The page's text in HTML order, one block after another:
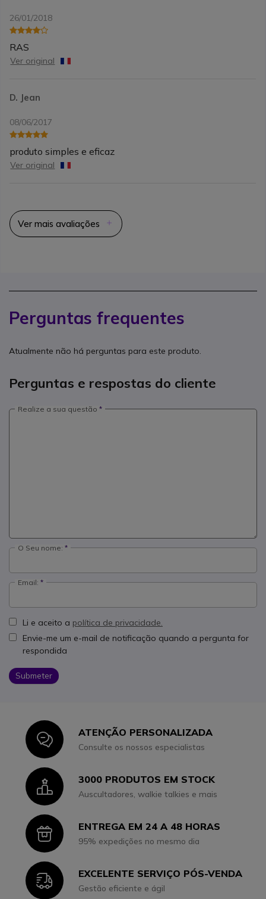
26/01/2018
RAS
Ver original
D. Jean
08/06/2017
produto simples e eficaz
Ver original
Ver mais avaliações
Perguntas frequentes
Atualmente não há perguntas para este produto.
Perguntas e respostas do cliente
Realize a sua questão
O Seu nome:
Email:
Li e aceito a política de privacidade.
Envie-me um e-mail de notificação quando a pergunta for
respondida
Submeter
IconATENÇÃO PERSONALIZADA
Consulte os nossos especialistas
Icon3000 PRODUTOS EM STOCK
Auscultadores, walkie talkies e mais
IconENTREGA EM 24 A 48 HORAS
95% expedições no mesmo dia
IconEXCELENTE SERVIÇO PÓS-VENDA
Gestão eficiente e ágil